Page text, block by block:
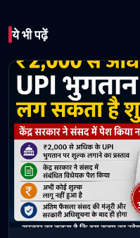
कुनिहार में
बवाल:
बदलाव संभव,
नहीं?”
March 17, 2026 • 1
ये भी पढ़ें